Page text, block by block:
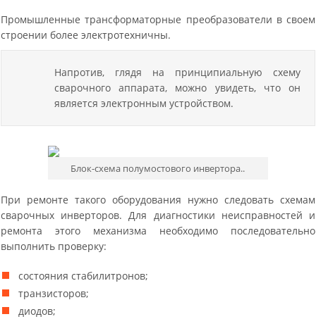
Промышленные трансформаторные преобразователи в своем
строении более электротехничны.
Напротив, глядя на принципиальную схему
сварочного аппарата, можно увидеть, что он
является электронным устройством.
Блок-схема полумостового инвертора..
При ремонте такого оборудования нужно следовать схемам
сварочных инверторов. Для диагностики неисправностей и
ремонта этого механизма необходимо последовательно
выполнить проверку:
состояния стабилитронов;
транзисторов;
диодов;